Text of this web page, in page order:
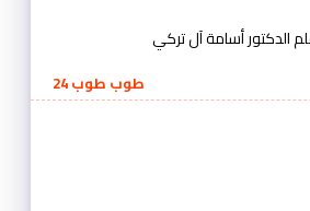
الدكتور أسامة آل تركي
طوب طوب 24